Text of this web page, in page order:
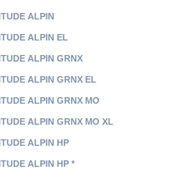
ALPIN
ALPIN EL
ALPIN GRNX
ALPIN GRNX EL
ALPIN GRNX MO
ALPIN GRNX MO XL
ALPIN HP
ALPIN HP *